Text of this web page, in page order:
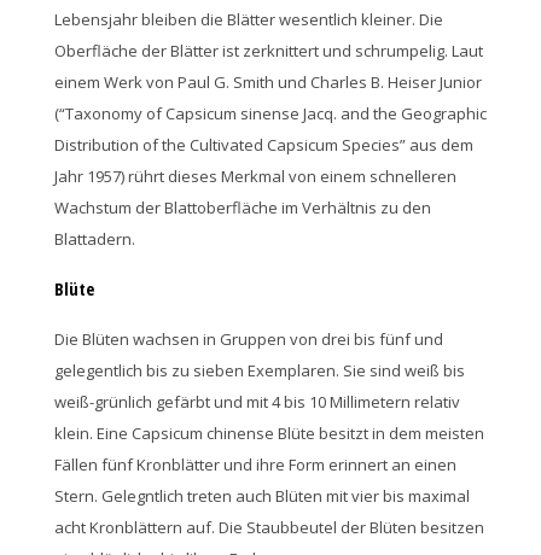
Lebensjahr bleiben die Blätter wesentlich kleiner. Die
Oberfläche der Blätter ist zerknittert und schrumpelig. Laut
einem Werk von Paul G. Smith und Charles B. Heiser Junior
(“Taxonomy of Capsicum sinense Jacq. and the Geographic
Distribution of the Cultivated Capsicum Species” aus dem
Jahr 1957) rührt dieses Merkmal von einem schnelleren
Wachstum der Blattoberfläche im Verhältnis zu den
Blattadern.
Blüte
Die Blüten wachsen in Gruppen von drei bis fünf und
gelegentlich bis zu sieben Exemplaren. Sie sind weiß bis
weiß-grünlich gefärbt und mit 4 bis 10 Millimetern relativ
klein. Eine Capsicum chinense Blüte besitzt in dem meisten
Fällen fünf Kronblätter und ihre Form erinnert an einen
Stern. Gelegntlich treten auch Blüten mit vier bis maximal
acht Kronblättern auf. Die Staubbeutel der Blüten besitzen